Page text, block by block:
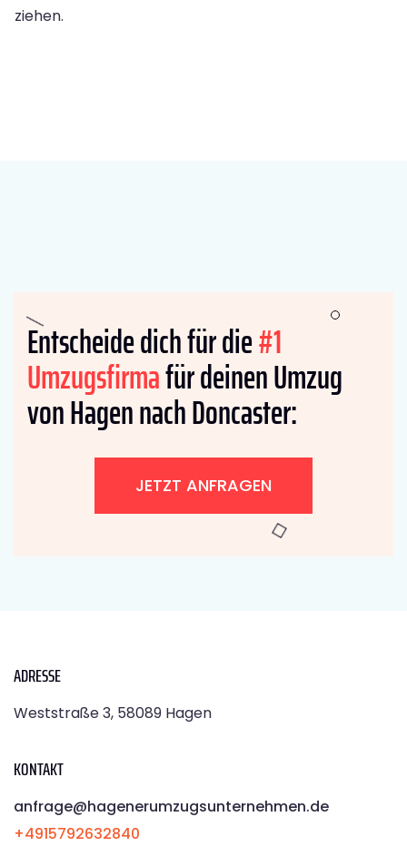
ziehen.
Entscheide dich für die#1
Umzugsfirmafür deinen Umzug
von Hagen nach Doncaster:
JETZT ANFRAGEN
ADRESSE
Weststraße 3, 58089 Hagen
KONTAKT
anfrage@hagenerumzugsunternehmen.de
+4915792632840